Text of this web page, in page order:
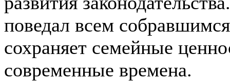
поведал всем
сохраняет семейные
современные времена.